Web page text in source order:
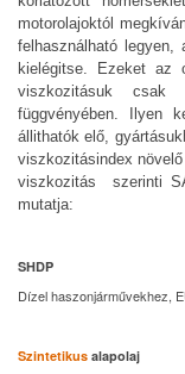
motorolajoktól
felhasználható
kielégitse. Ezeket az
viszkozitásuk csak
függvényében. Ilyen
állithatók elő,
viszkozitásindex
viszkozitás szerinti
mutatja:
SHDP
Dízel haszonjárművekhez,
Szintetikus alapolaj